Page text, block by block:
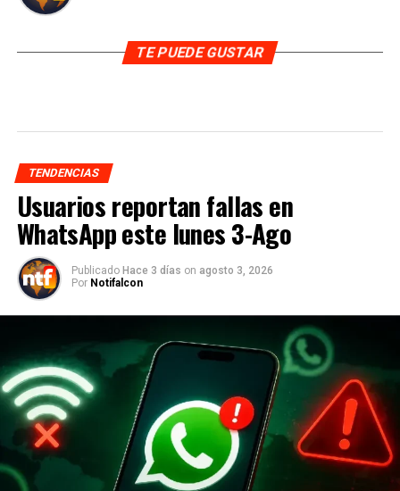
TE PUEDE GUSTAR
TENDENCIAS
Usuarios reportan fallas en
WhatsApp este lunes 3-Ago
Publicado Hace 3 días on agosto 3, 2026
Por Notifalcon